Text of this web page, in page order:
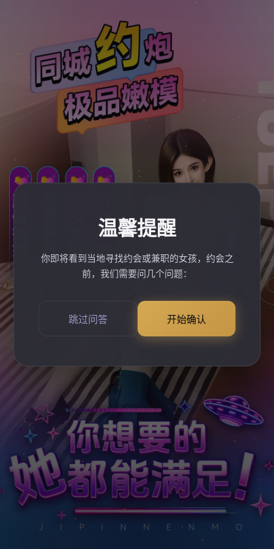
温馨提醒
你即将看到当地寻找约会或兼职的女孩，约会之
前，我们需要问几个问题：
跳过问答 开始确认